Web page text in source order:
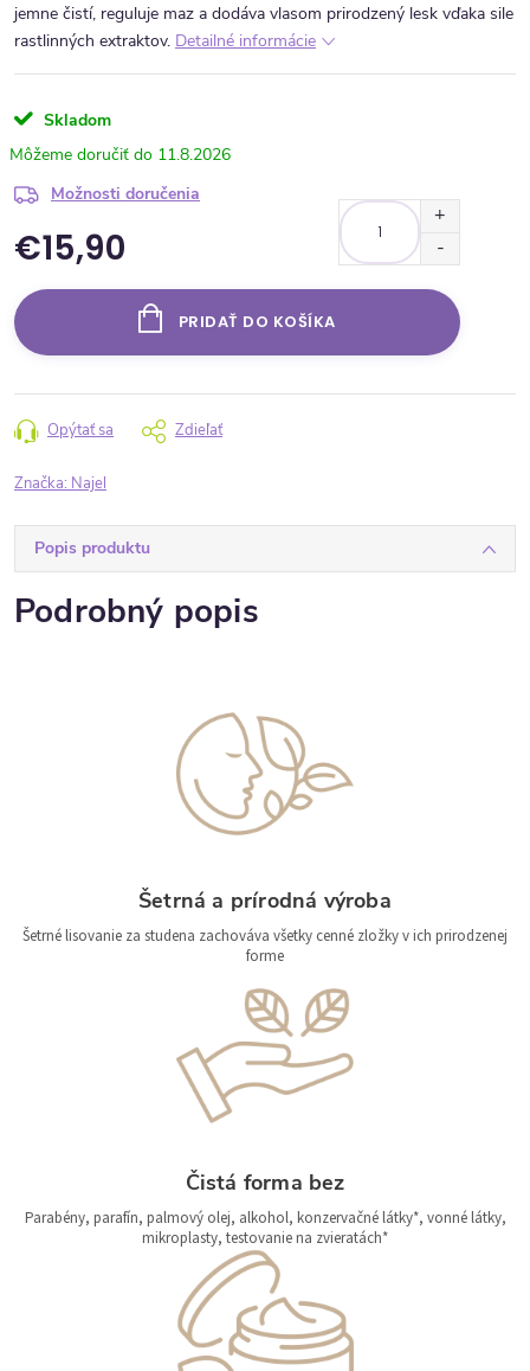
jemne čistí, reguluje maz a dodáva vlasom prirodzený lesk vďaka sile
rastlinných extraktov. Detailné informácie
Skladom
11.8.2026
Možnosti doručenia
€15,90
PRIDAŤ DO KOŠÍKA
Opýtať sa Zdieľať
Značka: Najel
Popis produktu
Podrobný popis
Šetrná a prírodná výroba
Šetrné lisovanie za studena zachováva všetky cenné zložky v ich prirodzenej
forme
Čistá forma bez
Parabény, parafín, palmový olej, alkohol, konzervačné látky*, vonné látky,
mikroplasty, testovanie na zvieratách*